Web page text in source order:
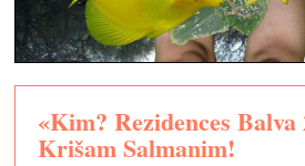
«Kim? Rezidences Balva
Krišam Salmanim!